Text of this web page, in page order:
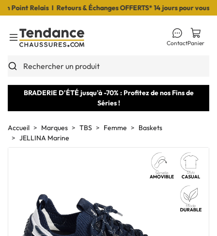
Point Relais I Retours & Échanges OFFERTS* 14 jours pour vous
Toggle Menu
Rechercher un produit
ContactPanier
BRADERIE D'ÉTÉ jusqu'à -70% : Profitez de nos Fins de
Séries !
Accueil Marques TBS Femme
Baskets
JELLINA Marine